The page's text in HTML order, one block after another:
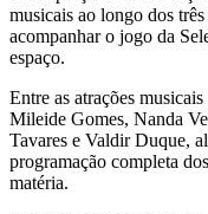
musicais ao longo dos
acompanhar o jogo da
espaço.
Entre as atrações
Mileide Gomes, Nanda
Tavares e Valdir Duque,
programação completa
matéria.